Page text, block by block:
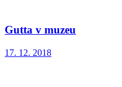
Gutta v muzeu
17. 12. 2018